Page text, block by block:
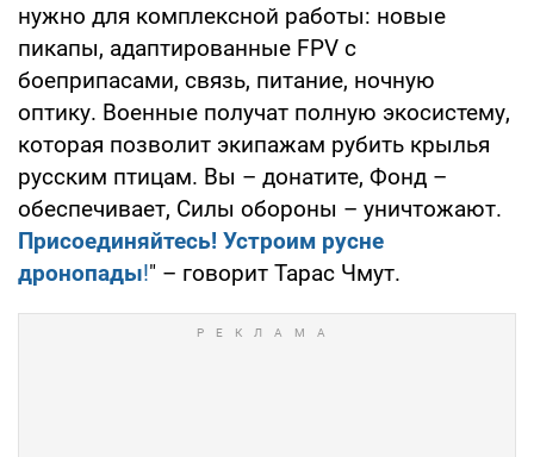
нужно для комплексной работы: новые
пикапы, адаптированные FPV с
боеприпасами, связь, питание, ночную
оптику. Военные получат полную экосистему,
которая позволит экипажам рубить крылья
русским птицам. Вы – донатите, Фонд –
обеспечивает, Силы обороны – уничтожают.
Присоединяйтесь! Устроим русне
дронопады!" – говорит Тарас Чмут.